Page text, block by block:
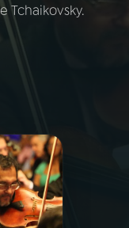
Tchaikovsky.